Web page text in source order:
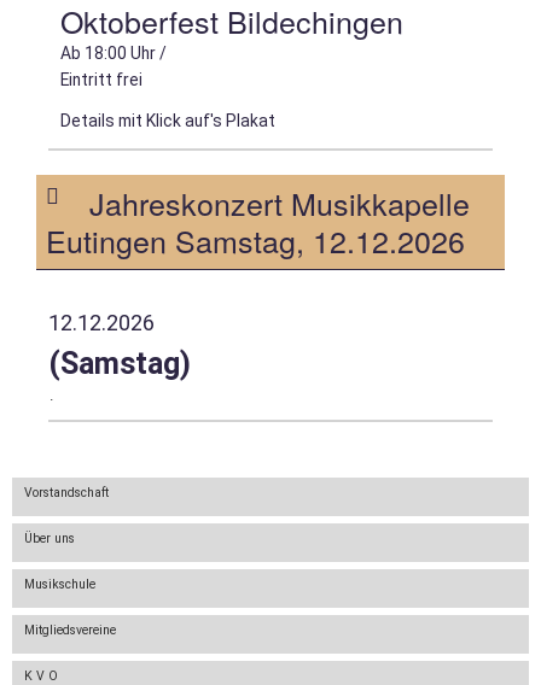
/
Info
Bläserjugend
Anmeldng.
Schnupperkurs
Lehrgänge
Termine
Bläserjugend
Termine
der
Oktoberfest Bildechingen
Ab 18:00 Uhr /
Eintritt frei
Details mit Klick auf's Plakat
Jahreskonzert Musikkapelle
Eutingen Samstag, 12.12.2026
12.12.2026
(Samstag)
.
Vorstandschaft
Über uns
Musikschule
Mitgliedsvereine
K V O